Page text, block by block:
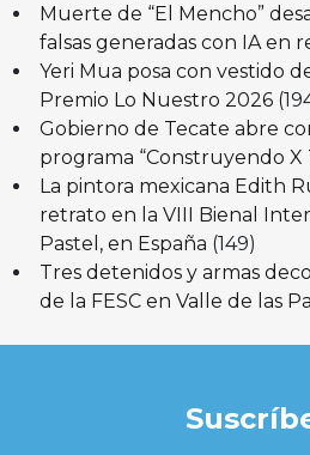
Muerte de “El Mencho”
falsas generadas con IA en
Yeri Mua posa con vestido
Premio Lo Nuestro 2026
Gobierno de Tecate abre
programa “Construyendo X
La pintora mexicana Edith
retrato en la VIII Bienal
Pastel, en España (149)
Tres detenidos y armas
de la FESC en Valle de las